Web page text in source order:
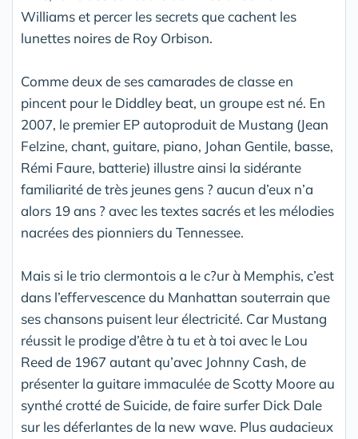
Williams et percer les secrets que cachent les
lunettes noires de Roy Orbison.
Comme deux de ses camarades de classe en
pincent pour le Diddley beat, un groupe est né. En
2007, le premier EP autoproduit de Mustang (Jean
Felzine, chant, guitare, piano, Johan Gentile, basse,
Rémi Faure, batterie) illustre ainsi la sidérante
familiarité de très jeunes gens ? aucun d’eux n’a
alors 19 ans ? avec les textes sacrés et les mélodies
nacrées des pionniers du Tennessee.
Mais si le trio clermontois a le c?ur à Memphis, c’est
dans l’effervescence du Manhattan souterrain que
ses chansons puisent leur électricité. Car Mustang
réussit le prodige d’être à tu et à toi avec le Lou
Reed de 1967 autant qu’avec Johnny Cash, de
présenter la guitare immaculée de Scotty Moore au
synthé crotté de Suicide, de faire surfer Dick Dale
sur les déferlantes de la new wave. Plus audacieux